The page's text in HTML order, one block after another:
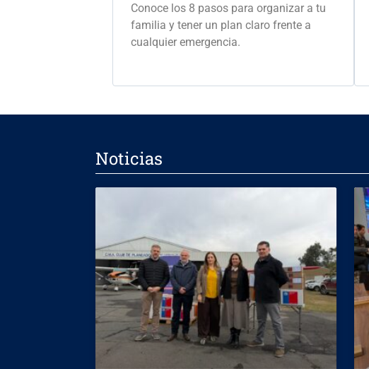
Conoce los 8 pasos para organizar a tu
familia y tener un plan claro frente a
cualquier emergencia.
Noticias